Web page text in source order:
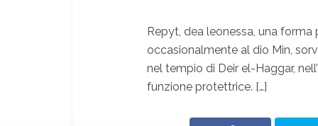
Repyt, dea leonessa, una
occasionalmente al dio Min,
nel tempio di Deir el-Haggar,
funzione protettrice. […]